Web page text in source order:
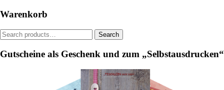
Warenkorb
Search
Search
Gutscheine als Geschenk und zum „Selbstausdrucken“